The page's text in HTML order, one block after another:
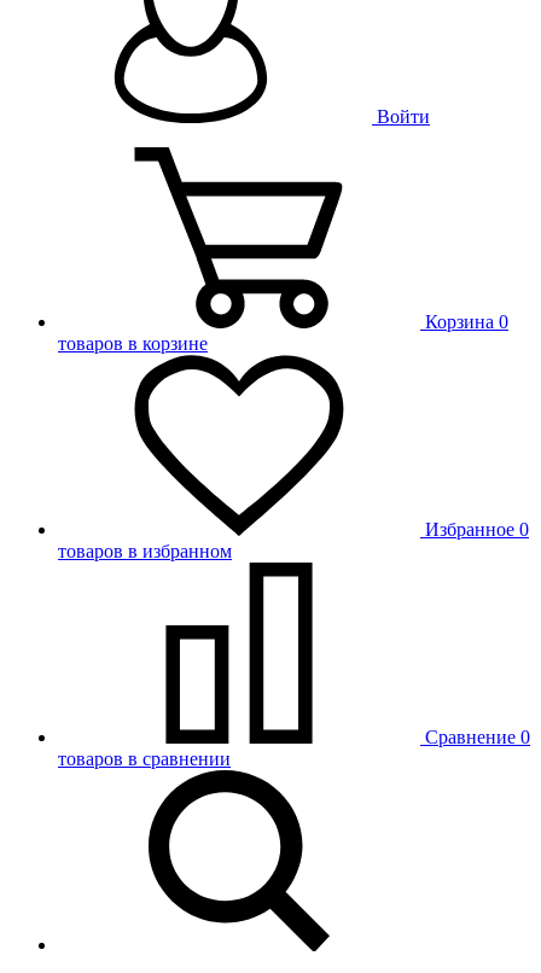
Войти
Корзина 0
товаров в корзине
Избранное 0
товаров в избранном
Сравнение 0
товаров в сравнении